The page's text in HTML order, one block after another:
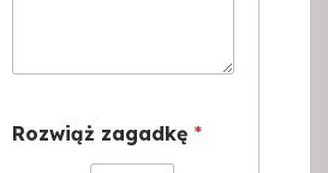
o
*
Rozwiąż zagadkę *